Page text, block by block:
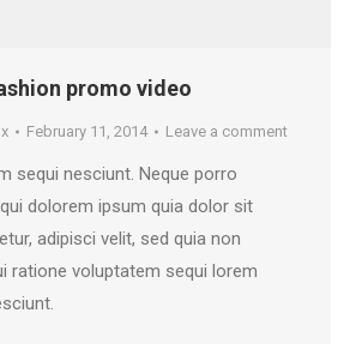
promo video
February 11, 2014 Leave a comment
sequi nesciunt. Neque porro
dolorem ipsum quia dolor sit
adipisci velit, sed quia non
ratione voluptatem sequi lorem